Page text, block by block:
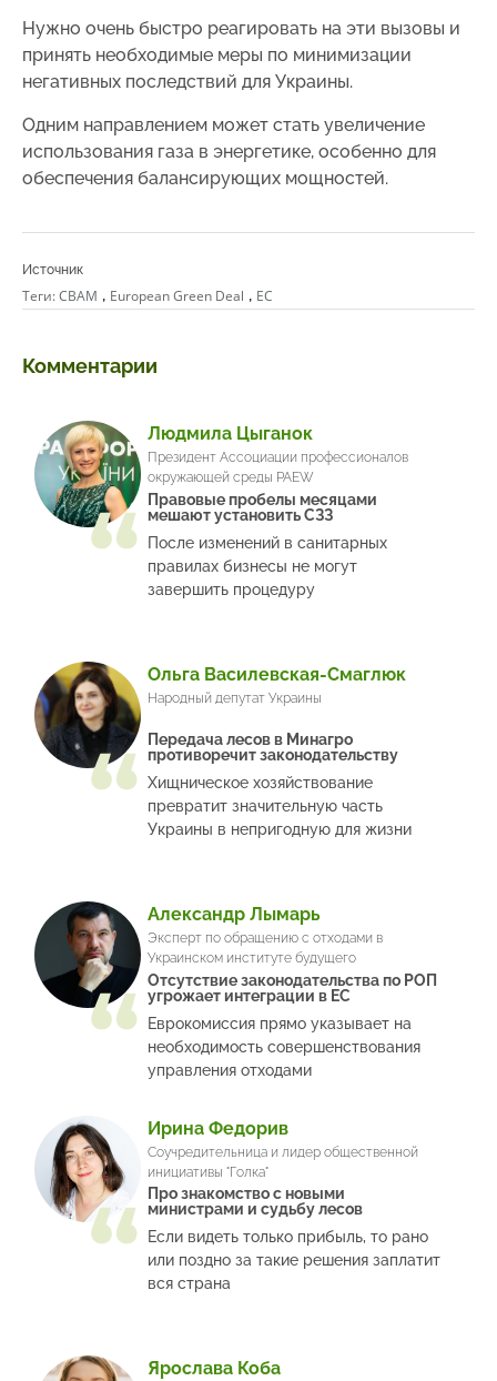
Нужно очень быстро реагировать на эти вызовы и
принять необходимые меры по минимизации
негативных последствий для Украины.
Одним направлением может стать увеличение
использования газа в энергетике, особенно для
обеспечения балансирующих мощностей.
Источник
Теги:CBAM , European Green Deal , ЕС
Комментарии
Людмила Цыганок
Президент Ассоциации профессионалов
окружающей среды PAEW
Правовые пробелы месяцами
мешают установить СЗЗ
После изменений в санитарных
правилах бизнесы не могут
завершить процедуру
Ольга Василевская-Смаглюк
Народный депутат Украины
Передача лесов в Минагро
противоречит законодательству
Хищническое хозяйствование
превратит значительную часть
Украины в непригодную для жизни
Александр Лымарь
Эксперт по обращению с отходами в
Украинском институте будущего
Отсутствие законодательства по РОП
угрожает интеграции в ЕС
Еврокомиссия прямо указывает на
необходимость совершенствования
управления отходами
Ирина Федорив
Соучредительница и лидер общественной
инициативы "Голка"
Про знакомство с новыми
министрами и судьбу лесов
Если видеть только прибыль, то рано
или поздно за такие решения заплатит
вся страна
Ярослава Коба